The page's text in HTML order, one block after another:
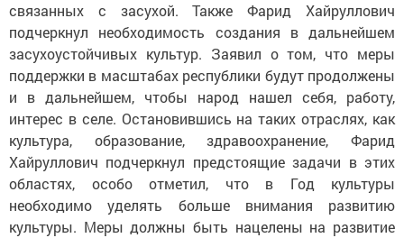
связанных с засухой. Также Фарид Хайруллович
подчеркнул необходимость создания в дальнейшем
засухоустойчивых культур. Заявил о том, что меры
поддержки в масштабах республики будут продолжены
и в дальнейшем, чтобы народ нашел себя, работу,
интерес в селе. Остановившись на таких отраслях, как
культура, образование, здравоохранение, Фарид
Хайруллович подчеркнул предстоящие задачи в этих
областях, особо отметил, что в Год культуры
необходимо уделять больше внимания развитию
культуры. Меры должны быть нацелены на развитие